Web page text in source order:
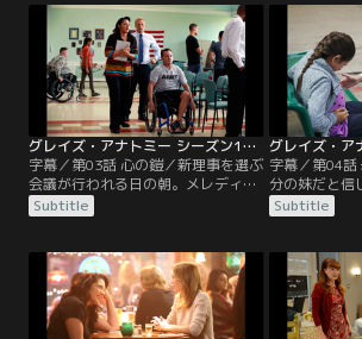
ことに。そのオペの最中、新任ドク
ターのマギーはメレディスに向か
い、自分たちが異父姉妹だという隠
された真実を告白しようとする
が…。やがて男性は一命を取り留め
たものの…。
が、意識を取
度は死なせ
に訴える。
は悪化、再
う。電気シ
みる…。
グレイズ・アナトミー シーズン11 第03話／字幕
字幕／第03話 心の鎧／新理事を選ぶ
会議が行われる日の朝。メレディス
は「新しい心臓外科チーフが私の妹
かも」と、アレックスに打ち明け
ータベースにアクセスしてマギーの
個人情報を入手しようと動き出す。
すると、メレディスの母エリスがか
つて病院に救急搬送された際に、妊
Subtitle
字幕／第04話
分の妹だと信
は、母エリス
頃のことを思
念したデレ
は、「お母
に言われてシ
方、病院で
Subtitle